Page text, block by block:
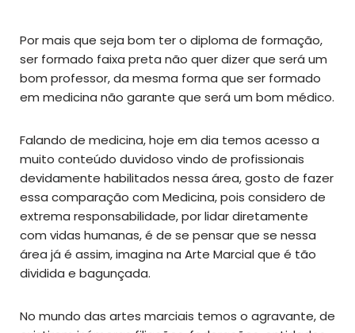
Por mais que seja bom ter o diploma de formação,
ser formado faixa preta não quer dizer que será um
bom professor, da mesma forma que ser formado
em medicina não garante que será um bom médico.
Falando de medicina, hoje em dia temos acesso a
muito conteúdo duvidoso vindo de profissionais
devidamente habilitados nessa área, gosto de fazer
essa comparação com Medicina, pois considero de
extrema responsabilidade, por lidar diretamente
com vidas humanas, é de se pensar que se nessa
área já é assim, imagina na Arte Marcial que é tão
dividida e bagunçada.
No mundo das artes marciais temos o agravante, de